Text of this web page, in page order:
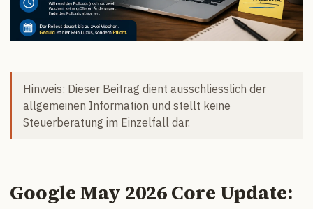
Hinweis: Dieser Beitrag dient ausschliesslich der
allgemeinen Information und stellt keine
Steuerberatung im Einzelfall dar.
Google May 2026 Core Update: